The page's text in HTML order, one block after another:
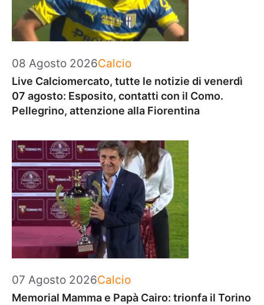
08 Agosto 2026Categorie
Calcio
Live Calciomercato, tutte le notizie di venerdì
07 agosto: Esposito, contatti con il Como.
Pellegrino, attenzione alla Fiorentina
07 Agosto 2026Categorie
Calcio
Memorial Mamma e Papà Cairo: trionfa il Torino